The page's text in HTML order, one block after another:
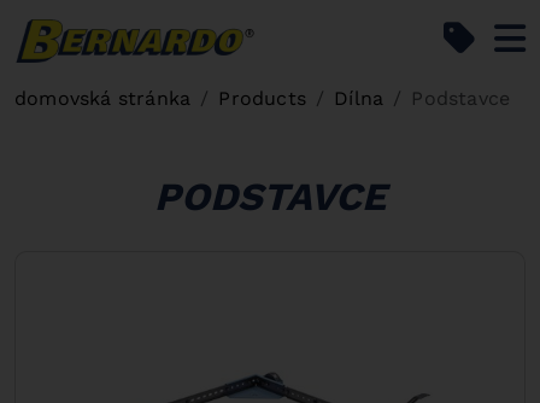
domovská stránka Products Dílna Podstavce
PODSTAVCE